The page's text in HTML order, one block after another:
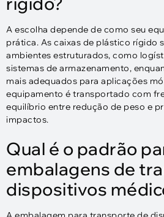
A escolha depende de como seu
prática. As caixas de plástico rígido
ambientes estruturados, como
sistemas de armazenamento,
mais adequados para aplicações
equipamento é transportado com
equilíbrio entre redução de peso e
impactos.
Qual é o padrão
embalagens de
dispositivos